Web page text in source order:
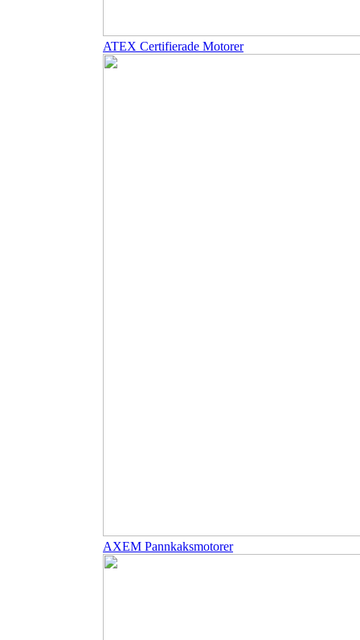
ATEX Certifierade Motorer
AXEM Pannkaksmotorer